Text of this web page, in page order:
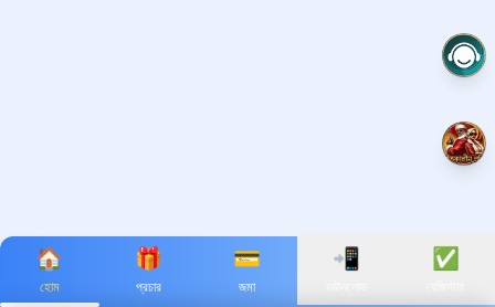
🏠
হোম
🎁
প্রচার
💳
জমা
📲 ✅